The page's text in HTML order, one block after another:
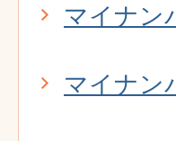
マイナン
マイナン